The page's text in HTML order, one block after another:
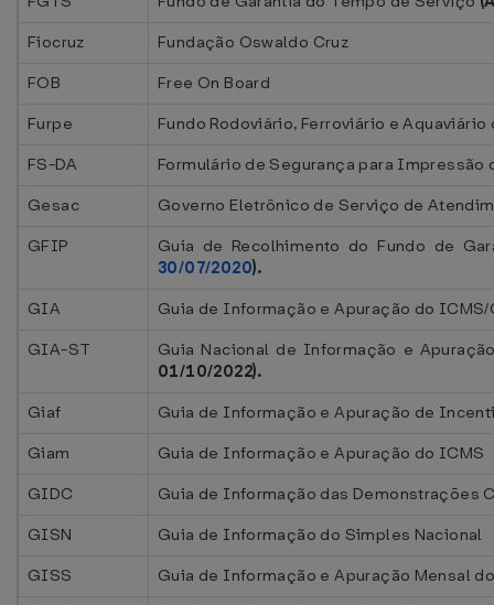
Fiocruz
Fundação Oswaldo Cruz
FOB
Free On Board
Furpe
Fundo Rodoviário, Ferroviário e
FS-DA
Formulário de Segurança para
Gesac
Governo Eletrônico de Serviço de
GFIP
Guia de Recolhimento do Fundo de
30/07/2020).
GIA
Guia de Informação e Apuração do
GIA-ST
Guia Nacional de Informação e
01/10/2022).
Giaf
Guia de Informação e Apuração de
Giam
Guia de Informação e Apuração do ICMS
GIDC
Guia de Informação das Demonstrações
GISN
Guia de Informação do Simples Nacional
GISS
Guia de Informação e Apuração Mensal